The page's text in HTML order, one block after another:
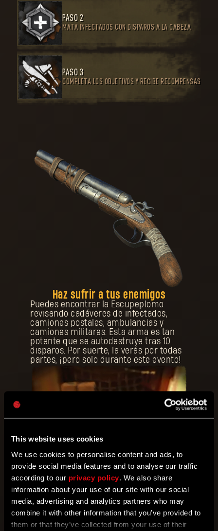
This website uses cookies
We use cookies to personalise content and ads, to
provide social media features and to analyse our traffic
according to our privacy policy . We also share
information about your use of our site with our social
media, advertising and analytics partners who may
combine it with other information that you’ve provided to
them or that they’ve collected from your use of their
PASO 2
MATA INFECTADOS CON DISPAROS A LA CABEZA
PASO 3
COMPLETA LOS OBJETIVOS Y RECIBE RECOMPENSAS
Haz sufrir a tus enemigos
Puedes encontrar la Escupeplomo
revisando cadáveres de infectados,
camiones postales, ambulancias y
camiones militares. Esta arma es tan
potente que se autodestruye tras 10
disparos. Por suerte, la verás por todas
partes, ¡pero solo durante este evento!
Objetivos del evento
OBJETIVO DE PARTICIPACIÓN